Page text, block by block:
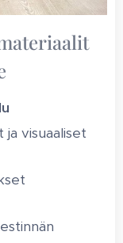
visuaaliset